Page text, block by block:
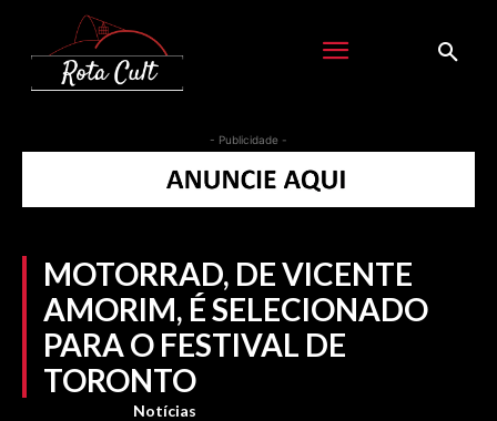
- Publicidade -
MOTORRAD, DE VICENTE
AMORIM, É SELECIONADO
PARA O FESTIVAL DE
TORONTO
Notícias